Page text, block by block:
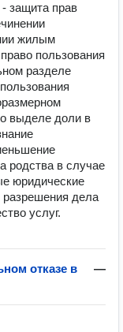
защита прав
жилым
пользования
разделе
выделе доли в
родства в случае
юридические
дела
услуг.
отказе в
—